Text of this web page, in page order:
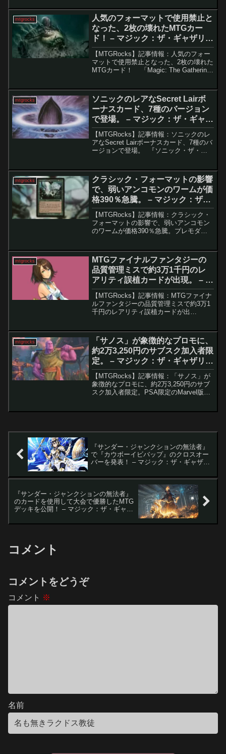
は、独自の硬貨・カウンターを使った再
利用・横取り戦略...
mtgrocks
人気のフォーマットで使用禁止と
なった、2枚の壊れたMTGカー
ド！ – マジック：ザ・ギャザリン
グ
【MTGRocks】記事情報：人気のフォー
マットで使用禁止となった、2枚の壊れた
MTGカード！ 「Magic: The Gathering
ドが新たに禁止カー...
mtgrocks
ソニックのレアなSecret Lairボ
ーナスカード、7種のバージョン
で登場。 – マジック：ザ・ギャザ
リング
【MTGRocks】記事情報：ソニックのレ
アなSecret Lairボーナスカード、7種のバ
ージョンで登場。 『ソニック・ザ・ヘ
ユニークな新規デザインのカ...
mtgrocks
クラシック・フォーマットの影響
で、弱いアンコモンのワームが価
格390％急騰。 – マジック：ザ・
ギャザリング
【MTGRocks】記事情報：クラシック・
フォーマットの影響で、弱いアンコモン
のワームが価格390％急騰。プレモダン
モダン・フォーマットにおいて、かつて
は平凡なアンコモ...
mtgrocks
MTGファイナルファンタジーの
品質管理ミスで約3万1千円のレ
アリティ誤植カードが出現。 – マ
ジック：ザ・ギャザリング
【MTGRocks】記事情報：MTGファイナ
ルファンタジーの品質管理ミスで約3万1
千円のレアリティ誤植カードが出
プレイヤーの注目を集める一方で、カー
ド仕様の不備が...
mtgrocks
「サノス」が象徴的なプロモに、
約2万3,250円のサブスク加入者限
定。 – マジック：ザ・ギャザリン
グ
【MTGRocks】記事情報：「サノス」が
象徴的なプロモに、約2万3,250円のサブ
スク加入者限定。PSA限定のMarvel版
『サンダー・ジャンクションの無法者』
で『カウボーイビバップ』のクロスオー
バーを発表！ – マジック：ザ・ギャザリ
『サンダー・ジャンクションの無法者』
のカードを使用して大会で優勝したMTG
デッキを公開！ – マジック：ザ・ギャザ
コメント
コメントをどうぞ
コメント ※
名前